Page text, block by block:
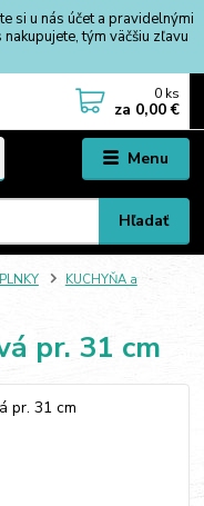
si u nás účet a pravidelnými
tým väčšiu zľavu
Menu
Hľadať
0 ks
za 0,00 €
KUCHYŇA a
pr. 31 cm